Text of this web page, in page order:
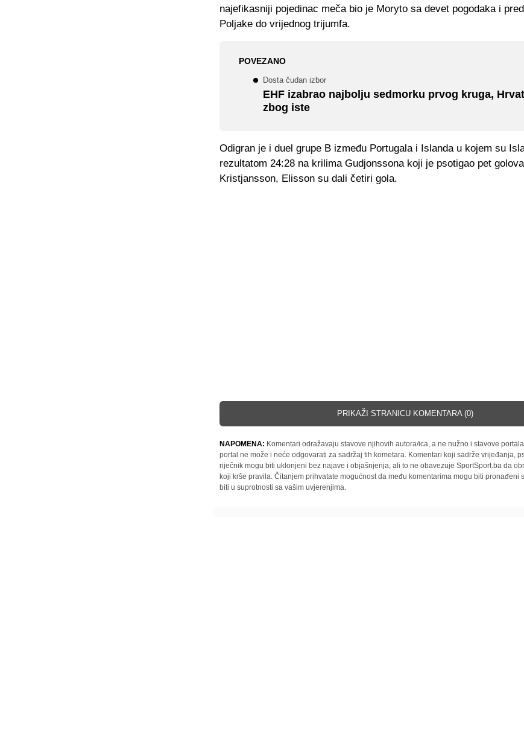
najefikasniji pojedinac meča bio je Moryto sa devet pogodaka i
Poljake do vrijednog trijumfa.
POVEZANO
Dosta čudan izbor
EHF izabrao najbolju sedmorku prvog kruga,
zbog iste
Odigran je i duel grupe B između Portugala i Islanda u kojem su
rezultatom 24:28 na krilima Gudjonssona koji je psotigao pet
Kristjansson, Elisson su dali četiri gola.
PRIKAŽI STRANICU KOMENTARA (0)
NAPOMENA: Komentari odražavaju stavove njihovih autora/ica, a ne nužno i stavove
portal ne može i neće odgovarati za sadržaj tih kometara. Komentari koji sadrže vrijeđanja,
riječnik mogu biti uklonjeni bez najave i objašnjenja, ali to ne obavezuje SportSport.ba da
koji krše pravila. Čitanjem prihvatate mogućnost da među komentarima mogu biti pronađeni
biti u suprotnosti sa vašim uvjerenjima.